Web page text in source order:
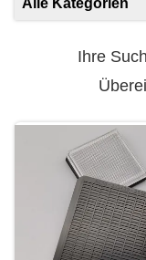
Alle Kategorien
Ihre